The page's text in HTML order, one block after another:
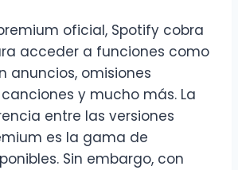
oficial, Spotify cobra
acceder a funciones como
anuncios, omisiones
y mucho más. La
entre las versiones
es la gama de
Sin embargo, con